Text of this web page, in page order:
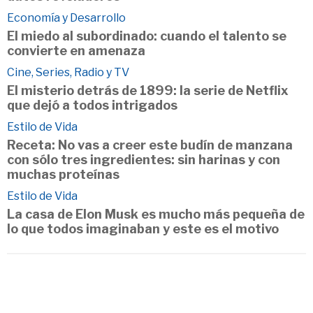
Economía y Desarrollo
El miedo al subordinado: cuando el talento se
convierte en amenaza
Cine, Series, Radio y TV
El misterio detrás de 1899: la serie de Netflix
que dejó a todos intrigados
Estilo de Vida
Receta: No vas a creer este budín de manzana
con sólo tres ingredientes: sin harinas y con
muchas proteínas
Estilo de Vida
La casa de Elon Musk es mucho más pequeña de
lo que todos imaginaban y este es el motivo